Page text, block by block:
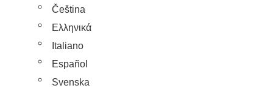
Čeština
Ελληνικά
Italiano
Español
Svenska